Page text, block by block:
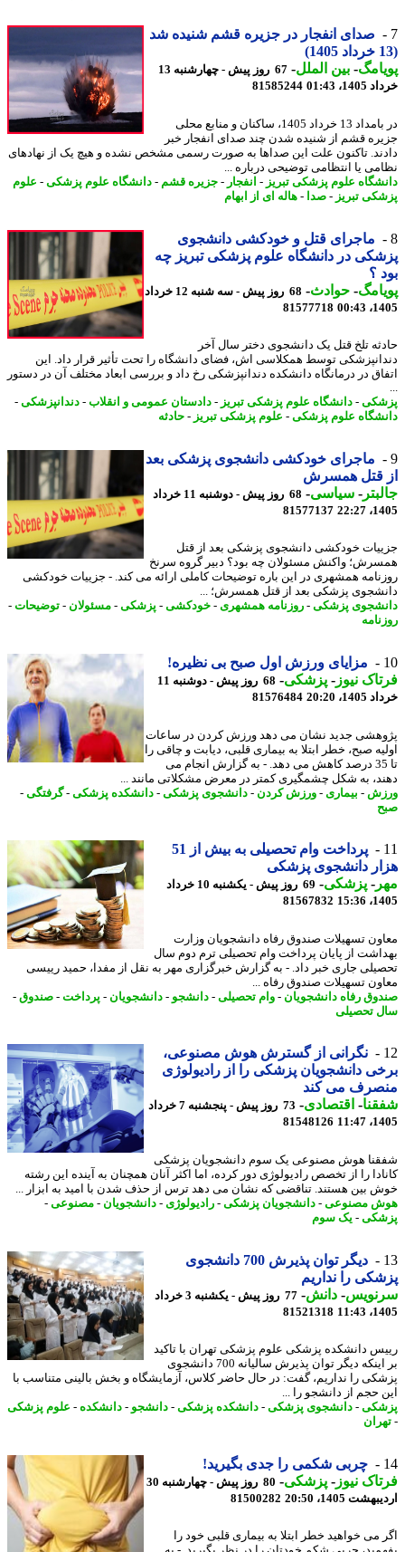
صدای انفجار در جزیره قشم شنیده شد
-بین الملل-
67 روز پیش - چهارشنبه 13
01:43
81585244
در بامداد 13 خرداد 1405، ساکنان و منابع محلی
قشم از شنیده شدن چند صدای انفجار خبر
تاکنون علت این صداها به صورت رسمی مشخص نشده و هیچ یک از نهادهای
یا انتظامی توضیحی درباره ...
علوم پزشکی تبریز- انفجار-جزیره قشم-دانشگاه علوم پزشکی-علوم
تبریز- صدا -هاله ای از ابهام
ماجرای قتل و خودکشی دانشجوی
در دانشگاه علوم پزشکی تبریز چه
؟
-حوادث -
68 روز پیش - سه شنبه 12 خرداد
81577718
تلخ قتل یک دانشجوی دختر سال آخر
توسط همکلاسی اش، فضای دانشگاه را تحت تأثیر قرار داد. این
در درمانگاه دانشکده دندانپزشکی رخ داد و بررسی ابعاد مختلف آن در دستور
-دانشگاه علوم پزشکی تبریز- دادستان عمومی و انقلاب-دندانپزشکی-
علوم پزشکی-علوم پزشکی تبریز- حادثه
ماجرای خودکشی دانشجوی پزشکی بعد
قتل همسرش
-سیاسی-
68 روز پیش - دوشنبه 11 خرداد
81577137
خودکشی دانشجوی پزشکی بعد از قتل
واکنش مسئولان چه بود؟ دبیر گروه سرنخ
همشهری در این باره توضیحات کاملی ارائه می کند. - جزییات خودکشی
پزشکی بعد از قتل همسرش؛ ...
پزشکی-روزنامه همشهری- خودکشی-پزشکی-مسئولان-توضیحات-
مزایای ورزش اول صبح بی نظیره!
نیوز-پزشکی-
68 روز پیش - دوشنبه 11
20:20
81576484
جدید نشان می دهد ورزش کردن در ساعات
صبح، خطر ابتلا به بیماری قلبی، دیابت و چاقی را
تا 35 درصد کاهش می دهد. - به گزارش انجام می
به شکل چشمگیری کمتر در معرض مشکلاتی مانند ...
-بیماری- ورزش کردن-دانشجوی پزشکی-دانشکده پزشکی-گرفتگی-
پرداخت وام تحصیلی به بیش از 51
دانشجوی پزشکی
-پزشکی-
69 روز پیش - یکشنبه 10 خرداد
81567832
تسهیلات صندوق رفاه دانشجویان وزارت
از پایان پرداخت وام تحصیلی ترم دوم سال
جاری خبر داد. - به گزارش خبرگزاری مهر به نقل از مفدا، حمید رییسی
تسهیلات صندوق رفاه ...
رفاه دانشجویان-وام تحصیلی-دانشجو-دانشجویان-پرداخت -صندوق-
تحصیلی
نگرانی از گسترش هوش مصنوعی،
دانشجویان پزشکی را از رادیولوژی
می کند
-اقتصادی-
73 روز پیش - پنجشنبه 7 خرداد
81548126
هوش مصنوعی یک سوم دانشجویان پزشکی
را از تخصص رادیولوژی دور کرده، اما اکثر آنان همچنان به آینده این رشته
بین هستند. تناقضی که نشان می دهد ترس از حذف شدن با امید به ابزار ...
مصنوعی-دانشجویان پزشکی-رادیولوژی-دانشجویان-مصنوعی-
-یک سوم
دیگر توان پذیرش 700 دانشجوی
را نداریم
-دانش -
77 روز پیش - یکشنبه 3 خرداد
81521318
دانشکده پزشکی علوم پزشکی تهران با تاکید
بر اینکه دیگر توان پذیرش سالیانه 700 دانشجوی
را نداریم، گفت: در حال حاضر کلاس، آزمایشگاه و بخش بالینی متناسب با
حجم از دانشجو را ...
-دانشجوی پزشکی-دانشکده پزشکی-دانشجو-دانشکده-علوم پزشکی
چربی شکمی را جدی بگیرید!
نیوز-پزشکی-
80 روز پیش - چهارشنبه 30
1405، 20:50
81500282
می خواهید خطر ابتلا به بیماری قلبی خود را